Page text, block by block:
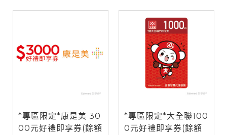
*專區限定*康是美 30
00元好禮即享券(餘額
*專區限定*大全聯100
0元好禮即享券(餘額